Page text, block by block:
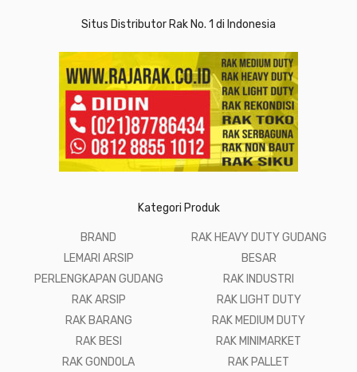
Situs Distributor Rak No. 1 di Indonesia
Kategori Produk
BRAND
LEMARI ARSIP
PERLENGKAPAN GUDANG
RAK ARSIP
RAK BARANG
RAK BESI
RAK GONDOLA
RAK HEAVY DUTY GUDANG
BESAR
RAK INDUSTRI
RAK LIGHT DUTY
RAK MEDIUM DUTY
RAK MINIMARKET
RAK PALLET